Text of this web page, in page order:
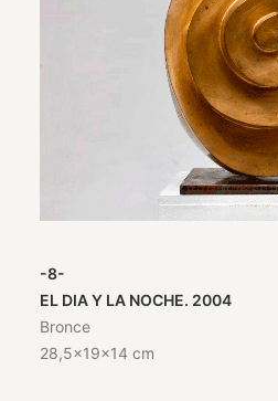
-8-
EL DIA Y LA NOCHE. 2004
Bronce
28,5x19x14 cm